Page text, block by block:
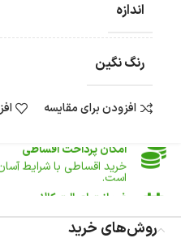
اندازه
رنگ نگین
افزودن برای مقایسه
ضمانت بازگشت کالا
امکان پرداخت در محل
در هنگام خرید محصول،
امکان پرداخت اقساطی
ضمانت اصالت کالا
گارانتی معتبر برای
روش‌های خرید